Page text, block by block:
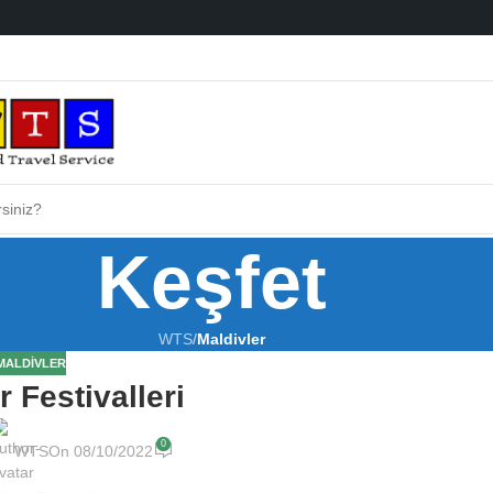
Keşfet
WTS/Maldivler
Festivalleri
WTSOn 08/10/2022 0